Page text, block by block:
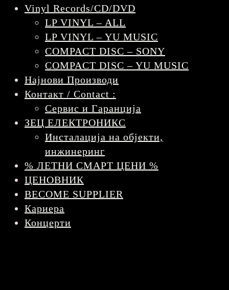
Vinyl Records/CD/DVD
LP VINYL – ALL
LP VINYL – YU MUSIC
COMPACT DISC – SONY
COMPACT DISC – YU MUSIC
Најнови Производи
Контакт / Contact :
Сервис и Гаранција
ЗЕЦ ЕЛЕКТРОНИКС
Инсталација на објекти,
инжинеринг
% ЛЕТНИ СМАРТ ЦЕНИ %
ЦЕНОВНИК
BECOME SUPPLIER
Кариера
Концерти